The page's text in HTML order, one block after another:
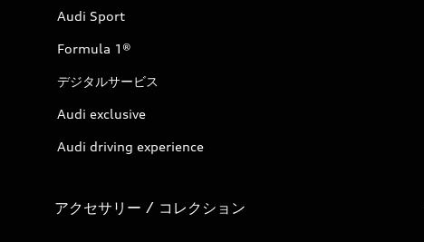
Audi Sport
Formula 1®
デジタルサービス
Audi exclusive
Audi driving experience
アクセサリー / コレクション